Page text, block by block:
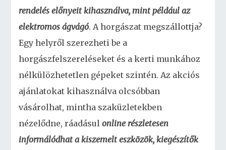
rendelés előnyeit kihasználva, mint például az
elektromos ágvágó. A horgászat megszállottja?
Egy helyről szerezheti be a
horgászfelszereléseket és a kerti munkához
nélkülözhetetlen gépeket szintén. Az akciós
ajánlatokat kihasználva olcsóbban
vásárolhat, mintha szaküzletekben
nézelődne, ráadásulonline részletesen
informálódhat a kiszemelt eszközök, kiegészítők